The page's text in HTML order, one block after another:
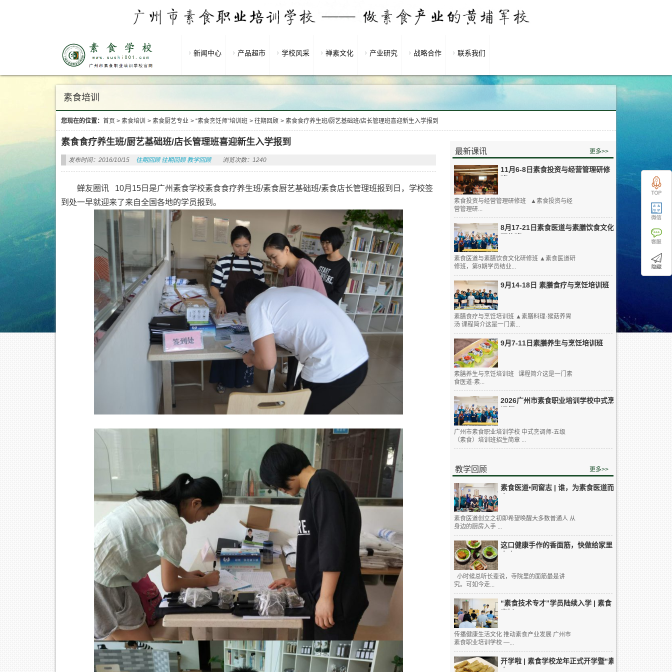
新闻中心 产品超市 学校风采 禅素文化 产业研究 战略合作 联系我们
素食培训
您现在的位置： 首页 > 素食培训 > 素食厨艺专业 > “素食烹饪师”培训班 > 往期回顾 > 素食食疗养生班/厨艺基础班/店长管理班喜迎新生入学报到
最新课讯 更多>>
11月6-8日素食投资与经营管理研修
素食投资与经营管理研修班 ▲素食投资与经
营管理研...
8月17-21日素食医道与素膳饮食文化
研修班
素食医道与素膳饮食文化研修班 ▲素食医道研
修班，第9期学员结业...
9月14-18日 素膳食疗与烹饪培训班
素膳食疗与烹饪培训班 ▲素膳料理·猴菇养胃
汤 课程简介这是一门素...
9月7-11日素膳养生与烹饪培训班
素膳养生与烹饪培训班 课程简介这是一门素
食医道·素...
2026广州市素食职业培训学校中式烹
广州市素食职业培训学校 中式烹调师-五级
（素食）培训班招生简章 ...
教学回顾 更多>>
素食医道•同窗志 | 谁，为素食医道而
素食医道创立之初即希望唤醒大多数普通人 从
身边的厨房入手 ...
这口健康手作的香面筋，快做给家里
小时候总听长辈说，寺院里的面筋最是讲
究。可如今走...
“素食技术专才”学员陆续入学 | 素食
传播健康生活文化 推动素食产业发展 广州市
素食职业培训学校 —...
开学啦 | 素食学校龙年正式开学暨“素
食...
素食食疗养生班/厨艺基础班/店长管理班喜迎新生入学报到
发布时间：2016/10/15 往期回顾 往期回顾 教学回顾 浏览次数：1240
蝉友圈讯 10月15日是广州素食学校素食食疗养生班/素食厨艺基础班/素食店长管理班报到日，学校签
到处一早就迎来了来自全国各地的学员报到。